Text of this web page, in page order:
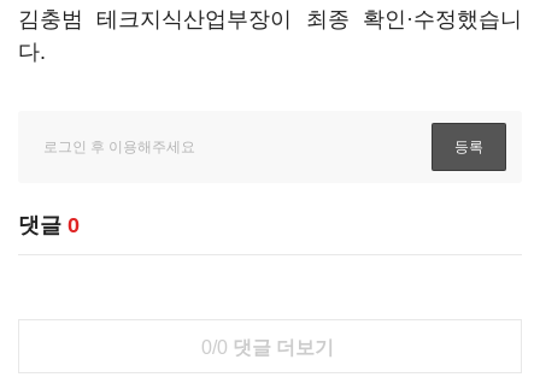
김충범 테크지식산업부장이 최종 확인·수정했습니
다.
댓글 0
0/0 댓글 더보기